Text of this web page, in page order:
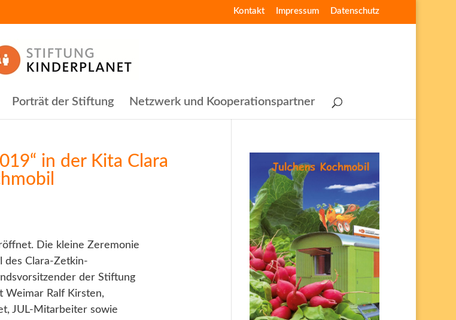
Kontakt Impressum Datenschutz
Porträt der Stiftung Netzwerk und Kooperationspartner
in der Kita Clara
Die kleine Zeremonie
des Clara-Zetkin-
der Stiftung
Weimar Ralf Kirsten,
JUL-Mitarbeiter sowie